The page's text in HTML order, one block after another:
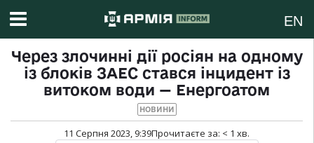
EN
Через злочинні дії росіян на одному
із блоків ЗАЕС стався інцидент із
витоком води — Енергоатом
НОВИНИ
11 Серпня 2023, 9:39Прочитаєте за: < 1 хв.